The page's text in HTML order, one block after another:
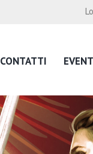
CONTATTI